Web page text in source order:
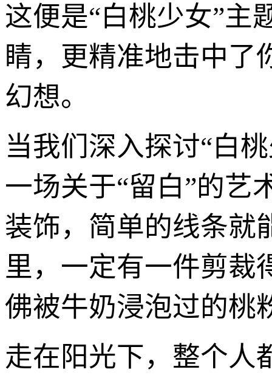
这便是“白桃少女”
睛，更精准地击中了
幻想。
当我们深入探讨“白
一场关于“留白”的艺
装饰，简单的线条就
里，一定有一件剪裁
佛被牛奶浸泡过的桃
走在阳光下，整个人